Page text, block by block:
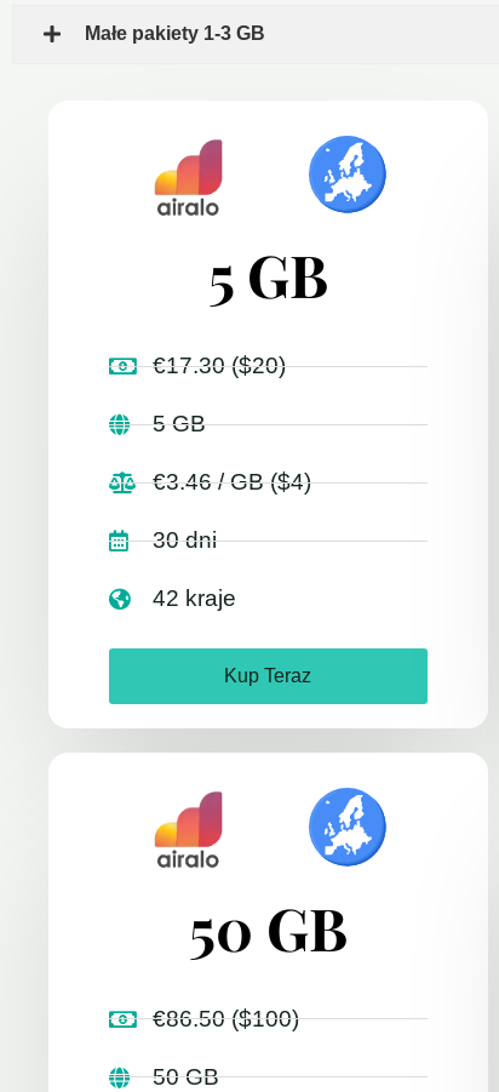
Małe pakiety 1-3 GB
5 GB
€17.30 ($20)
5 GB
€3.46 / GB ($4)
30 dni
42 kraje
Kup Teraz
50 GB
€86.50 ($100)
50 GB